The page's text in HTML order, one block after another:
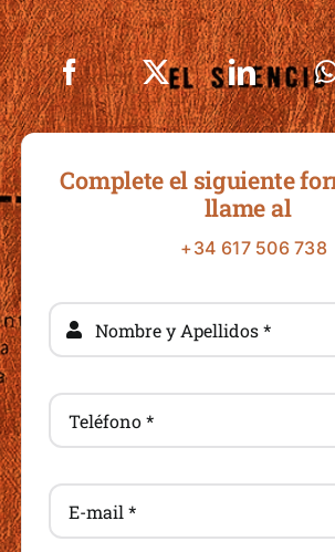
Complete el siguiente
llame al
+34 617 506 738